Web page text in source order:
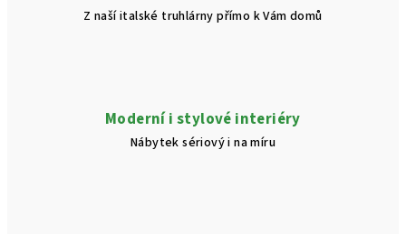
Z naší italské truhlárny přímo k Vám domů
Moderní i stylové interiéry
Nábytek sériový i na míru